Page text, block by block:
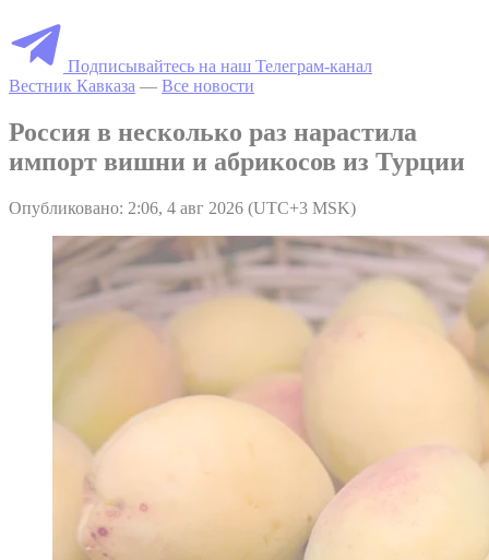
Подписывайтесь на наш Телеграм-канал
Вестник Кавказа — Все новости
Россия в несколько раз нарастила
импорт вишни и абрикосов из Турции
Опубликовано: 2:06, 4 авг 2026 (UTC+3 MSK)